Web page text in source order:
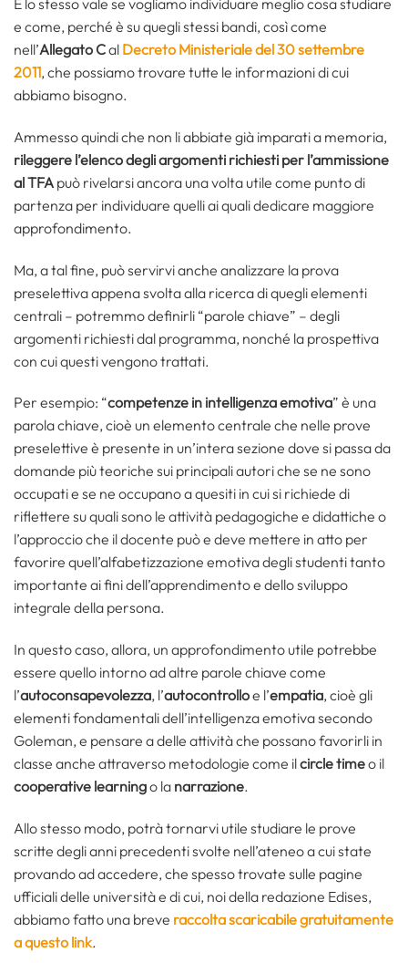
e come, perché è su quegli stessi bandi, così come
nell’Allegato Cal Decreto Ministeriale del 30 settembre
2011, che possiamo trovare tutte le informazioni di cui
abbiamo bisogno.
Ammesso quindi che non li abbiate già imparati a memoria,
rileggere l’elenco degli argomenti richiesti per l’ammissione
al TFA può rivelarsi ancora una volta utile come punto di
partenza per individuare quelli ai quali dedicare maggiore
approfondimento.
Ma, a tal fine, può servirvi anche analizzare la prova
preselettiva appena svolta alla ricerca di quegli elementi
centrali – potremmo definirli “parole chiave” – degli
argomenti richiesti dal programma, nonché la prospettiva
con cui questi vengono trattati.
Per esempio: “competenze in intelligenza emotiva” è una
parola chiave, cioè un elemento centrale che nelle prove
preselettive è presente in un’intera sezione dove si passa da
domande più teoriche sui principali autori che se ne sono
occupati e se ne occupano a quesiti in cui si richiede di
riflettere su quali sono le attività pedagogiche e didattiche o
l’approccio che il docente può e deve mettere in atto per
favorire quell’alfabetizzazione emotiva degli studenti tanto
importante ai fini dell’apprendimento e dello sviluppo
integrale della persona.
In questo caso, allora, un approfondimento utile potrebbe
essere quello intorno ad altre parole chiave come
l’autoconsapevolezza, l’autocontrolloe l’empatia, cioè gli
elementi fondamentali dell’intelligenza emotiva secondo
Goleman, e pensare a delle attività che possano favorirli in
classe anche attraverso metodologie come ilcircle timeo il
cooperative learningo la narrazione.
Allo stesso modo, potrà tornarvi utile studiare le prove
scritte degli anni precedenti svolte nell’ateneo a cui state
provando ad accedere, che spesso trovate sulle pagine
ufficiali delle università e di cui, noi della redazione Edises,
abbiamo fatto una breve raccolta scaricabile gratuitamente
a questo link.